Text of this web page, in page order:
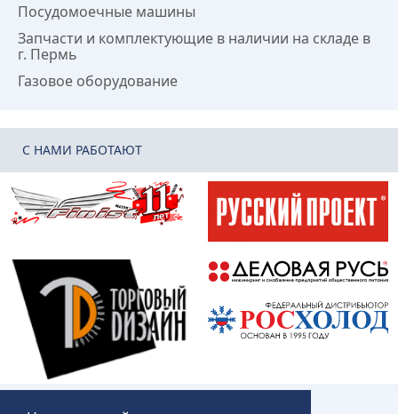
Посудомоечные машины
Запчасти и комплектующие в наличии на складе в
г. Пермь
Газовое оборудование
C НАМИ РАБОТАЮТ